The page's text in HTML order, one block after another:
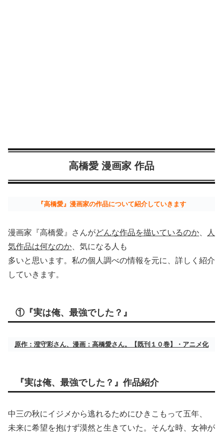
高橋愛 漫画家 作品
『高橋愛』漫画家の作品について紹介していきます
漫画家『高橋愛』さんがどんな作品を描いているのか
人
気作品は何なのか 、気になる人も
多いと思います。私の個人調べの情報を元に、詳しく紹介
していきます。
①『実は俺、最強でした？』
原作：澄守彩さん、漫画：高橋愛さん。【既刊１０巻】・アニメ化
『実は俺、最強でした？』作品紹介
中三の秋にイジメから逃れるためにひきこもって五年、
未来に希望を抱けず漠然と生きていた。そんな時、女神が